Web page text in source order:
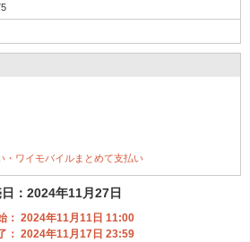
・ワイモバイルまとめて支払い
：2024年11月27日
： 2024年11月11日 11:00
： 2024年11月17日 23:59